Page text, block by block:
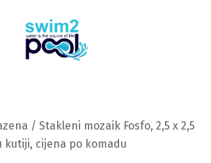
/ Stakleni mozaik Fosfo, 2,5 x 2,5
kutiji, cijena po komadu